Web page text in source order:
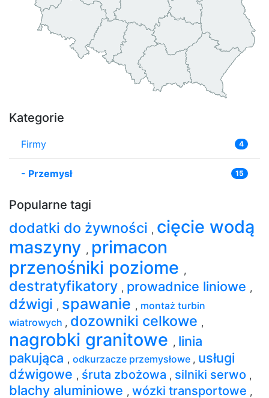
Kategorie
Firmy 4
- Przemysł 15
Popularne tagi
dodatki do żywności , cięcie wodą
maszyny , primacon
przenośniki poziome ,
destratyfikatory , prowadnice liniowe ,
dźwigi , spawanie , montaż turbin
wiatrowych , dozowniki celkowe ,
nagrobki granitowe , linia
pakująca , odkurzacze przemysłowe , usługi
dźwigowe , śruta zbożowa , silniki serwo ,
blachy aluminiowe , wózki transportowe ,